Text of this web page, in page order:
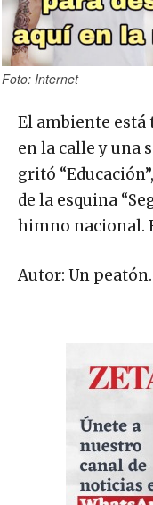
Foto: Internet
El ambiente
en la calle y una
gritó
de la esquina
himno nacional.
Autor: Un peatón.